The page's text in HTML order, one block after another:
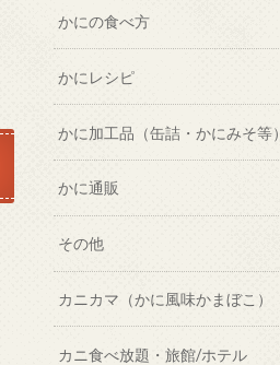
かにの食べ方
かにレシピ
かに加工品（缶詰・かにみそ等）
かに通販
その他
カニカマ（かに風味かまぼこ）
カニ食べ放題・旅館/ホテル